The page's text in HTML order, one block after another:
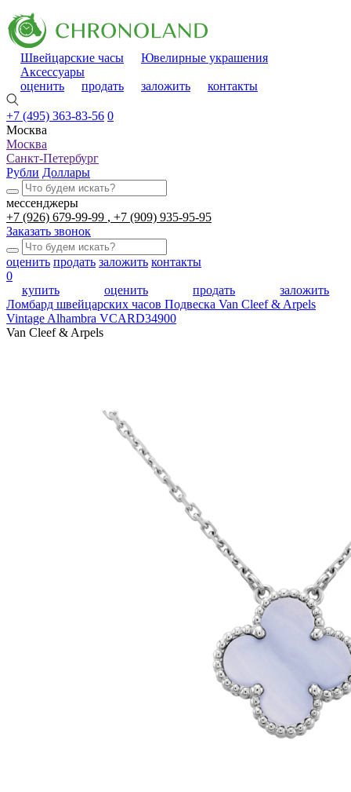
Швейцарские часы
Ювелирные украшения
Аксессуары
оценить
продать заложить контакты
+7 (495) 363-83-56 0
Москва
Москва
Санкт-Петербург
Рубли Доллары
мессенджеры
+7 (926) 679-99-99
+7 (909) 935-95-95
Заказать звонок
оценить продать заложить контакты
0
купить
оценить продать
заложить
Ломбард швейцарских часов Подвеска Van Cleef & Arpels
Vintage Alhambra VCARD34900
Van Cleef & Arpels